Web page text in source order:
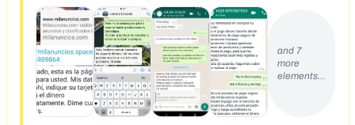
and 7
more
elements…